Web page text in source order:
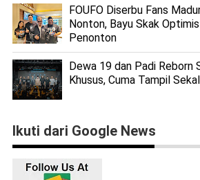
FOUFO Diserbu Fans
Nonton, Bayu Skak
Penonton
Dewa 19 dan Padi Reborn
Khusus, Cuma Tampil
Ikuti dari Google News